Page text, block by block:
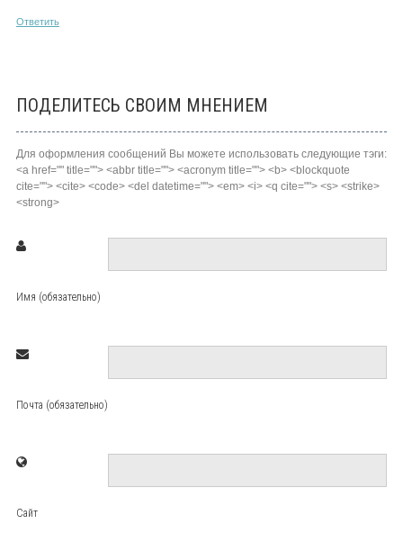
Ответить
ПОДЕЛИТЕСЬ СВОИМ МНЕНИЕМ
Для оформления сообщений Вы можете использовать следующие тэги:
<a href="" title=""> <abbr title=""> <acronym title=""> <b> <blockquote
cite=""> <cite> <code> <del datetime=""> <em> <i> <q cite=""> <s> <strike>
<strong>
Имя (обязательно)
Почта (обязательно)
Сайт